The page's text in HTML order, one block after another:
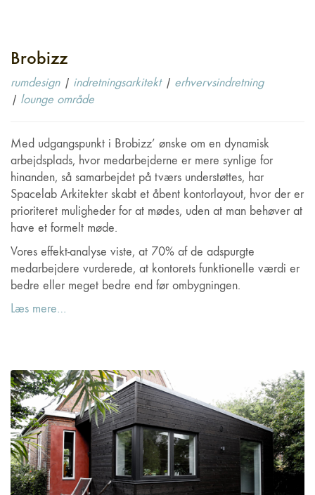
Brobizz
rumdesign| indretningsarkitekt| erhvervsindretning
| lounge område
Med udgangspunkt i Brobizz’ ønske om en dynamisk
arbejdsplads, hvor medarbejderne er mere synlige for
hinanden, så samarbejdet på tværs understøttes, har
Spacelab Arkitekter skabt et åbent kontorlayout, hvor der er
prioriteret muligheder for at mødes, uden at man behøver at
have et formelt møde.
Vores effekt-analyse viste, at 70% af de adspurgte
medarbejdere vurderede, at kontorets funktionelle værdi er
bedre eller meget bedre end før ombygningen.
Læs mere…